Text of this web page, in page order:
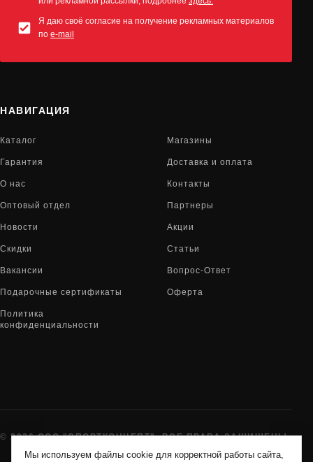
Я даю своё согласие на получение рекламных материалов
по e-mail
НАВИГАЦИЯ
Каталог Магазины
Гарантия Доставка и оплата
О нас Контакты
Оптовый отдел Партнеры
Новости Акции
Скидки Статьи
Вакансии Вопрос-Ответ
Подарочные сертификаты Оферта
Политика
конфиденциальности
© 2026 ООО "СПОРТКОНЦЕПТ". ВСЕ ПРАВА ЗАЩИЩЕНЫ
Мы используем файлы cookie для корректной работы сайта,